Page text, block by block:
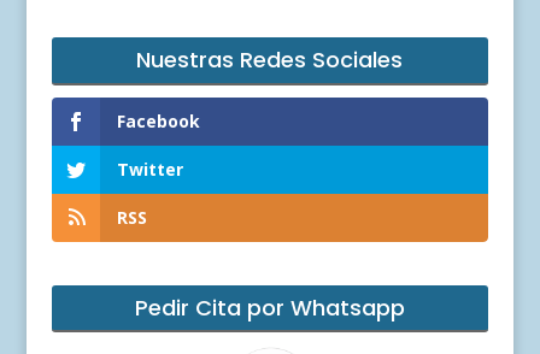
Nuestras Redes Sociales
Facebook
Twitter
RSS
Pedir Cita por Whatsapp